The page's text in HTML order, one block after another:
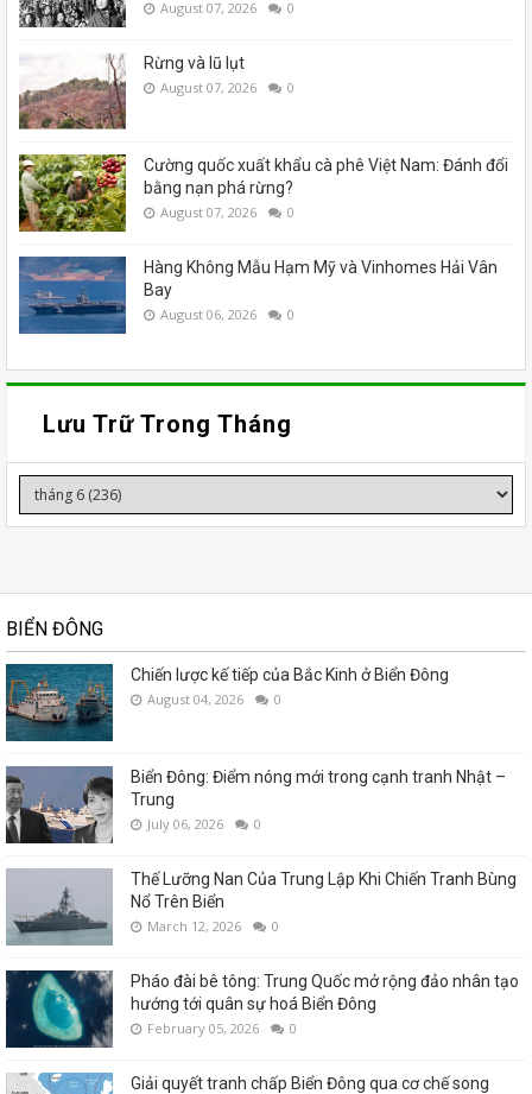
August 07, 2026 0
Rừng và lũ lụt
August 07, 2026 0
Cường quốc xuất khẩu cà phê Việt Nam: Đánh đổi
bằng nạn phá rừng?
August 07, 2026 0
Hàng Không Mẫu Hạm Mỹ và Vinhomes Hải Vân
Bay
August 06, 2026 0
Lưu Trữ Trong Tháng
BIỂN ĐÔNG
Chiến lược kế tiếp của Bắc Kinh ở Biển Đông
August 04, 2026 0
Biển Đông: Điểm nóng mới trong cạnh tranh Nhật –
Trung
July 06, 2026 0
Thế Lưỡng Nan Của Trung Lập Khi Chiến Tranh Bùng
Nổ Trên Biển
March 12, 2026 0
Pháo đài bê tông: Trung Quốc mở rộng đảo nhân tạo
hướng tới quân sự hoá Biển Đông
February 05, 2026 0
Giải quyết tranh chấp Biển Đông qua cơ chế song